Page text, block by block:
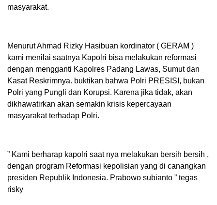
masyarakat.
Menurut Ahmad Rizky Hasibuan kordinator ( GERAM )
kami menilai saatnya Kapolri bisa melakukan reformasi
dengan mengganti Kapolres Padang Lawas, Sumut dan
Kasat Reskrimnya. buktikan bahwa Polri PRESISI, bukan
Polri yang Pungli dan Korupsi. Karena jika tidak, akan
dikhawatirkan akan semakin krisis kepercayaan
masyarakat terhadap Polri.
” Kami berharap kapolri saat nya melakukan bersih bersih ,
dengan program Reformasi kepolisian yang di canangkan
presiden Republik Indonesia. Prabowo subianto ” tegas
risky